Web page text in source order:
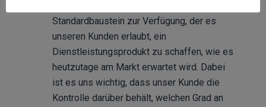
Standardbaustein zur Verfügung, der es
unseren Kunden erlaubt, ein
Dienstleistungsprodukt zu schaffen, wie es
heutzutage am Markt erwartet wird. Dabei
ist es uns wichtig, dass unser Kunde die
Kontrolle darüber behält, welchen Grad an